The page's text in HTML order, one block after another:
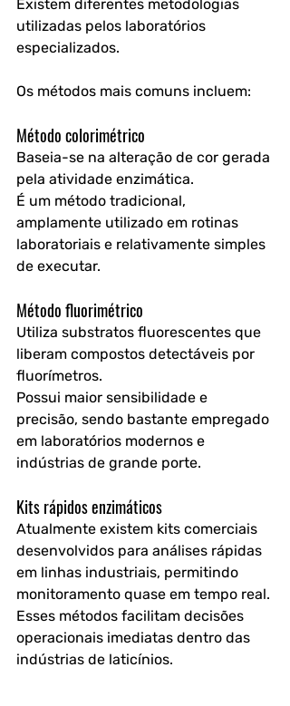
Existem diferentes metodologias
utilizadas pelos laboratórios
especializados.
Os métodos mais comuns incluem:
Método colorimétrico
Baseia-se na alteração de cor gerada
pela atividade enzimática.
É um método tradicional,
amplamente utilizado em rotinas
laboratoriais e relativamente simples
de executar.
Método fluorimétrico
Utiliza substratos fluorescentes que
liberam compostos detectáveis por
fluorímetros.
Possui maior sensibilidade e
precisão, sendo bastante empregado
em laboratórios modernos e
indústrias de grande porte.
Kits rápidos enzimáticos
Atualmente existem kits comerciais
desenvolvidos para análises rápidas
em linhas industriais, permitindo
monitoramento quase em tempo real.
Esses métodos facilitam decisões
operacionais imediatas dentro das
indústrias de laticínios.